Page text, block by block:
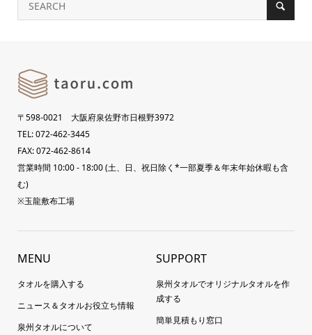
〒598-0021 大阪府泉佐野市日根野3972
TEL: 072-462-3445
FAX: 072-462-8614
営業時間 10:00 - 18:00 (土、日、祝日除く*一部夏季＆年末年始休暇も含
む)
※玉龍敷布工場
MENU
タオルを購入する
ニュース＆タオルお役立ち情報
泉州タオルについて
SUPPORT
泉州タオルでオリジナルタオルを作
成する
簡単見積もり窓口